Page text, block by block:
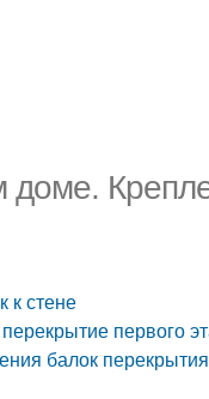
доме.
к стене
первого
балок